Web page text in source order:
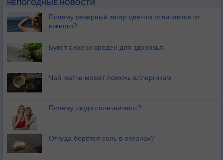
НЕПОГОДНЫЕ НОВОСТИ
Почему северный загар цветом отличается от
южного?
Букет сирени вреден для здоровья
Чай матча может помочь аллергикам
Почему люди сплетничают?
Откуда берётся соль в океанах?